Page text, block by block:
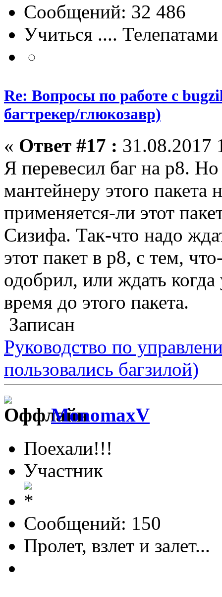
Сообщений: 32 486
Учиться ....
Re: Вопросы по работе с
багтрекер/глюкозавр)
« Ответ #17 : 31.08.2017
Я перевесил баг на p8.
мантейнеру этого пакета
применяется-ли этот
Сизифа. Так-что надо
этот пакет в p8, c тем,
одобрил, или ждать
время до этого пакета.
Записан
Руководство по
пользовались багзилой)
MonomaxV
Поехали!!!
Участник
Сообщений: 150
Пролет, взлет и залет...